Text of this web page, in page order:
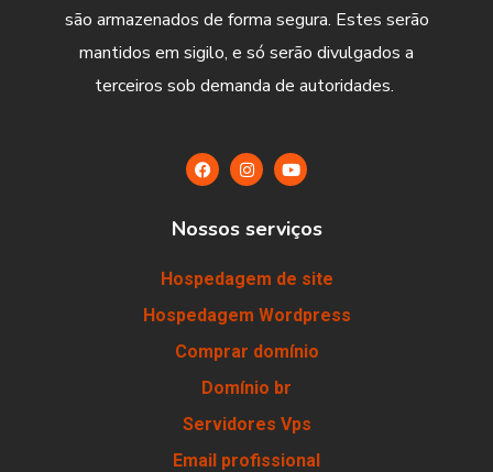
são armazenados de forma segura. Estes serão
mantidos em sigilo, e só serão divulgados a
terceiros sob demanda de autoridades.
Nossos serviços
Hospedagem de site
Hospedagem Wordpress
Comprar domínio
Domínio br
Servidores Vps
Email profissional